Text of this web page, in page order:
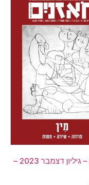
מאזניים – גיליון דצמבר 2023 –